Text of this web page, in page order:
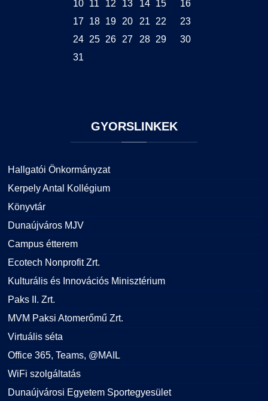
10
11 12 13 14 15
16
17
18 19 20 21 22
23
24
25 26 27 28 29
30
31
GYORSLINKEK
Hallgatói Önkormányzat
Kerpely Antal Kollégium
Könyvtár
Dunaújváros MJV
Campus étterem
Ecotech Nonprofit Zrt.
Kulturális és Innovációs Minisztérium
Paks II. Zrt.
MVM Paksi Atomerőmű Zrt.
Virtuális séta
Office 365, Teams, @MAIL
WiFi szolgáltatás
Dunaújvárosi Egyetem Sportegyesület